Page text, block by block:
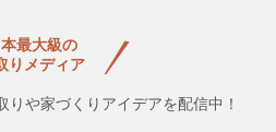
本最大級の
りメディア
りや家づくりアイデアを配信中！